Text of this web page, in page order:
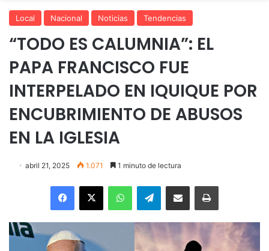
Local Nacional Noticias Tendencias
“TODO ES CALUMNIA”: EL
PAPA FRANCISCO FUE
INTERPELADO EN IQUIQUE POR
ENCUBRIMIENTO DE ABUSOS
EN LA IGLESIA
abril 21, 2025 1.071 1 minuto de lectura
Facebook
X WhatsAppTelegramEnviar vía email Imprimir